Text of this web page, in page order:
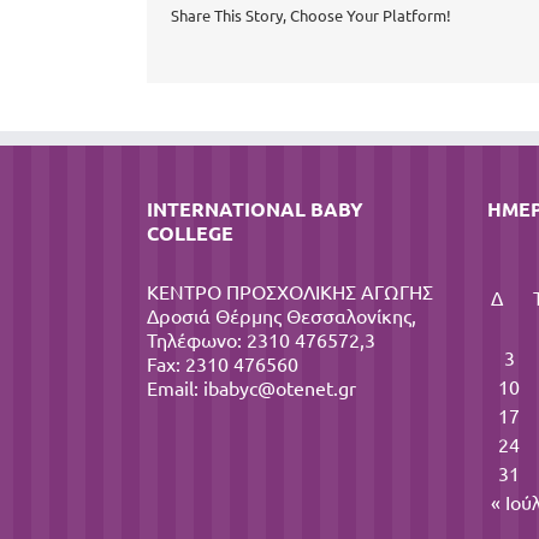
Share This Story, Choose Your Platform!
INTERNATIONAL BABY
COLLEGE
ΚΕΝΤΡΟ ΠΡΟΣΧΟΛΙΚΗΣ ΑΓΩΓΗΣ
Δροσιά Θέρμης Θεσσαλονίκης,
Τηλέφωνο: 2310 476572,3
Fax: 2310 476560
Email: ibabyc@otenet.gr
Δ
3
10
17
24
31
«